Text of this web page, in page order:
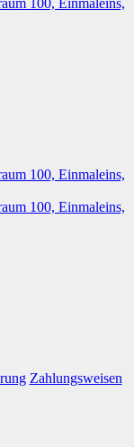
Zahlungsweisen